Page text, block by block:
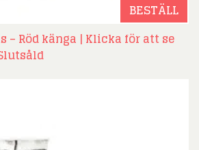
BESTÄLL
– Röd känga | Klicka för att se